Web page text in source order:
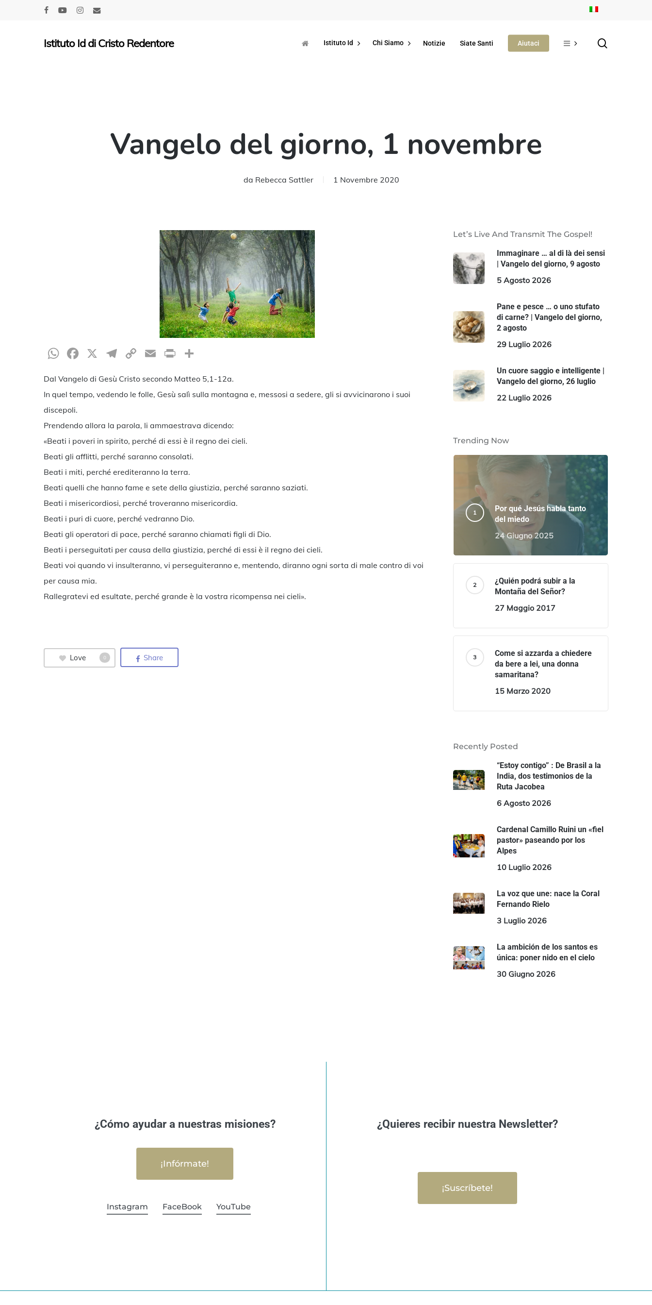
Hit enter to search or ESC to close
Istituto Id di Cristo Redentore Istituto Id Chi Siamo Notizie Siate Santi Aiutaci
Vangelo del giorno, 1 novembre
da Rebecca Sattler 1 Novembre 2020
WhatsApp
Facebook
X Telegram
CopyEmailPrint
Dal Vangelo di Gesù Cristo secondo Matteo 5,1-12a.
In quel tempo, vedendo le folle, Gesù salì sulla montagna e, messosi a sedere, gli si avvicinarono i suoi
discepoli.
Prendendo allora la parola, li ammaestrava dicendo:
«Beati i poveri in spirito, perché di essi è il regno dei cieli.
Beati gli afflitti, perché saranno consolati.
Beati i miti, perché erediteranno la terra.
Beati quelli che hanno fame e sete della giustizia, perché saranno saziati.
Beati i misericordiosi, perché troveranno misericordia.
Beati i puri di cuore, perché vedranno Dio.
Beati gli operatori di pace, perché saranno chiamati figli di Dio.
Beati i perseguitati per causa della giustizia, perché di essi è il regno dei cieli.
Beati voi quando vi insulteranno, vi perseguiteranno e, mentendo, diranno ogni sorta di male contro di voi
per causa mia.
Rallegratevi ed esultate, perché grande è la vostra ricompensa nei cieli».
Love 0 Share
Let’s Live And Transmit The Gospel!
Immaginare … al di là dei sensi
| Vangelo del giorno, 9 agosto
5 Agosto 2026
Pane e pesce … o uno stufato
di carne? | Vangelo del giorno,
2 agosto
29 Luglio 2026
Un cuore saggio e intelligente |
Vangelo del giorno, 26 luglio
22 Luglio 2026
Trending Now
Por qué Jesús habla tanto
del miedo
24 Giugno 2025
¿Quién podrá subir a la
Montaña del Señor?
27 Maggio 2017
Come si azzarda a chiedere
da bere a lei, una donna
samaritana?
15 Marzo 2020
Recently Posted
“Estoy contigo” : De Brasil a la
India, dos testimonios de la
Ruta Jacobea
6 Agosto 2026
Cardenal Camillo Ruini un «fiel
pastor» paseando por los
Alpes
10 Luglio 2026
La voz que une: nace la Coral
Fernando Rielo
3 Luglio 2026
La ambición de los santos es
única: poner nido en el cielo
30 Giugno 2026
¿Cómo ayudar a nuestras misiones?
¡Infórmate!
Instagram FaceBook YouTube
¿Quieres recibir nuestra Newsletter?
¡Suscríbete!